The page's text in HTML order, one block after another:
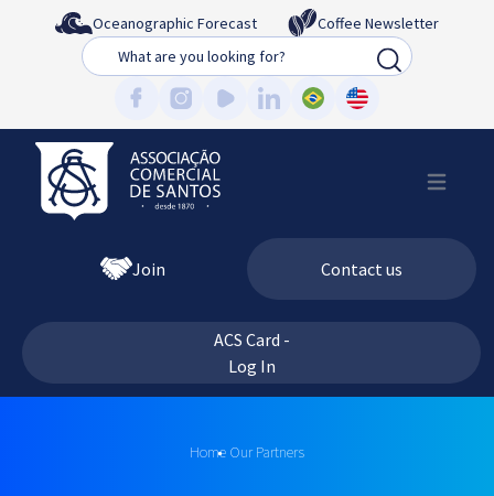
Oceanographic Forecast
Coffee Newsletter
Busca
Join Contact us
ACS Card -
Log In
Home Our Partners